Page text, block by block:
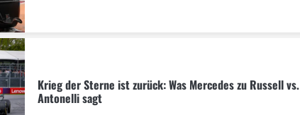
Krieg der Sterne ist zurück: Was Mercedes zu Russell vs.
Antonelli sagt